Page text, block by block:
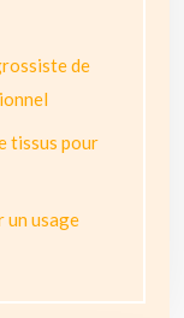
de
tissus pour
un usage